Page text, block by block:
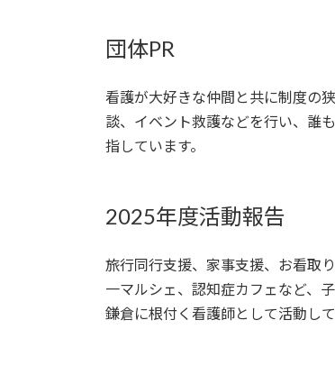
団体PR
看護が大好きな仲間と共に制度の
談、イベント救護などを行い、誰
指しています。
2025年度活動報告
旅行同行支援、家事支援、お看取
一マルシェ、認知症カフェなど、
鎌倉に根付く看護師として活動して